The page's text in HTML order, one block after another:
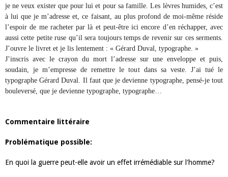
je ne veux exister que pour lui et pour sa famille. Les lèvres humides, c’est
à lui que je m’adresse et, ce faisant, au plus profond de moi-même réside
l’espoir de me racheter par là et peut-être ici encore d’en réchapper, avec
aussi cette petite ruse qu’il sera toujours temps de revenir sur ces serments.
J’ouvre le livret et je lis lentement : « Gérard Duval, typographe. »
J’inscris avec le crayon du mort l’adresse sur une enveloppe et puis,
soudain, je m’empresse de remettre le tout dans sa veste. J’ai tué le
typographe Gérard Duval. Il faut que je devienne typographe, pensé-je tout
bouleversé, que je devienne typographe, typographe…
Commentaire littéraire
Problématique possible:
En quoi la guerre peut-elle avoir un effet irrémédiable sur l'homme?